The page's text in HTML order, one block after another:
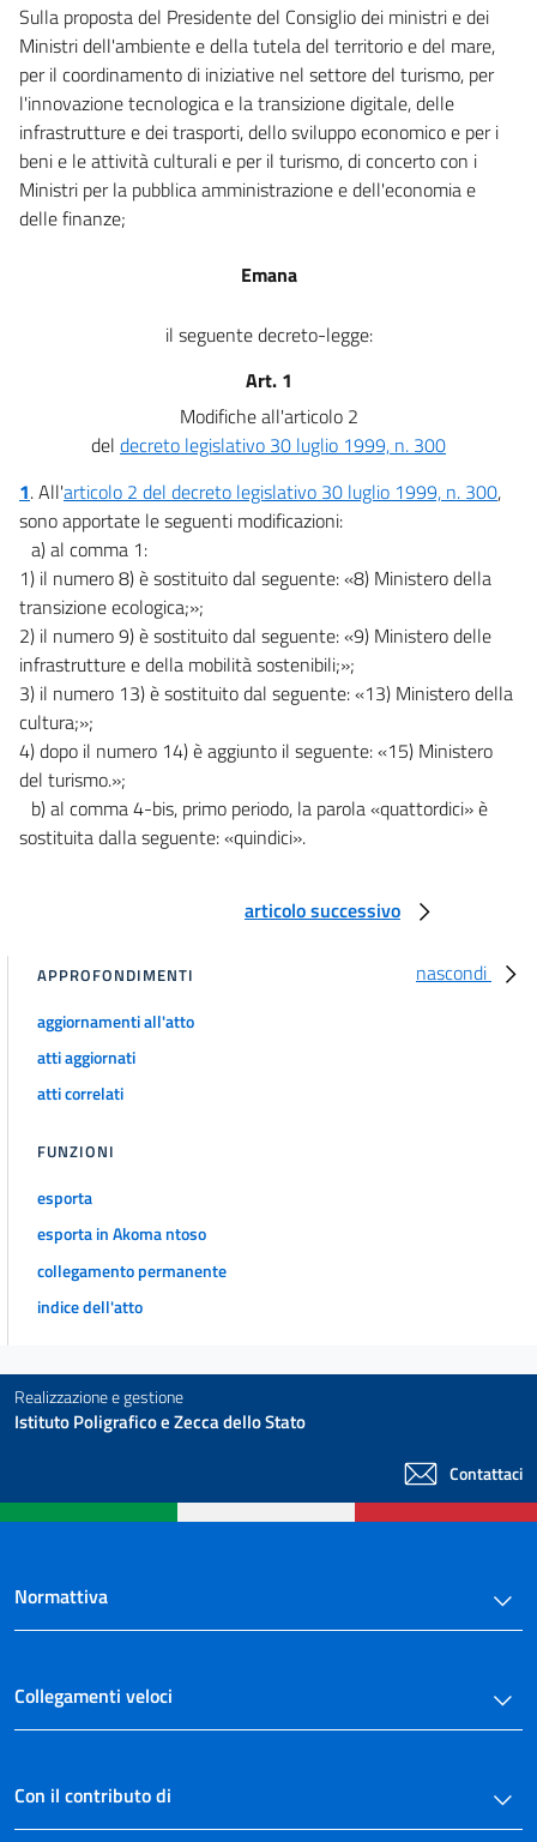
Sulla proposta del Presidente del Consiglio dei ministri e dei
Ministri dell'ambiente e della tutela del territorio e del mare,
per il coordinamento di iniziative nel settore del turismo, per
l'innovazione tecnologica e la transizione digitale, delle
infrastrutture e dei trasporti, dello sviluppo economico e per i
beni e le attività culturali e per il turismo, di concerto con i
Ministri per la pubblica amministrazione e dell'economia e
delle finanze;
Emana
il seguente decreto-legge:
Art. 1
Modifiche all'articolo 2
del decreto legislativo 30 luglio 1999, n. 300
1. All'articolo 2 del decreto legislativo 30 luglio 1999, n. 300,
sono apportate le seguenti modificazioni:
a) al comma 1:
1) il numero 8) è sostituito dal seguente: «8) Ministero della
transizione ecologica;»;
2) il numero 9) è sostituito dal seguente: «9) Ministero delle
infrastrutture e della mobilità sostenibili;»;
3) il numero 13) è sostituito dal seguente: «13) Ministero della
cultura;»;
4) dopo il numero 14) è aggiunto il seguente: «15) Ministero
del turismo.»;
b) al comma 4-bis, primo periodo, la parola «quattordici» è
sostituita dalla seguente: «quindici».
articolo successivo
nascondi
APPROFONDIMENTI
aggiornamenti all'atto
atti aggiornati
atti correlati
FUNZIONI
esporta
esporta in Akoma ntoso
collegamento permanente
indice dell'atto
Realizzazione e gestione
Istituto Poligrafico e Zecca dello Stato
Contattaci
Normattiva
Collegamenti veloci
Con il contributo di